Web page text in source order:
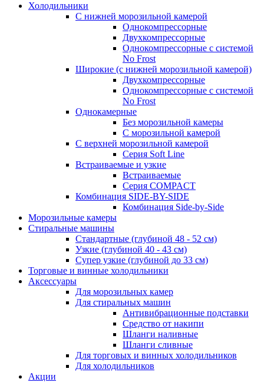
Холодильники
С нижней морозильной камерой
Однокомпрессорные
Двухкомпрессорные
Однокомпрессорные с системой
No Frost
Широкие (с нижней морозильной камерой)
Двухкомпрессорные
Однокомпрессорные с системой
No Frost
Однокамерные
Без морозильной камеры
С морозильной камерой
С верхней морозильной камерой
Серия Soft Line
Встраиваемые и узкие
Встраиваемые
Серия СOMPACT
Комбинация SIDE-BY-SIDE
Комбинация Side-by-Side
Морозильные камеры
Стиральные машины
Стандартные (глубиной 48 - 52 см)
Узкие (глубиной 40 - 43 см)
Супер узкие (глубиной до 33 см)
Торговые и винные холодильники
Аксессуары
Для морозильных камер
Для стиральных машин
Антивибрационные подставки
Средство от накипи
Шланги наливные
Шланги сливные
Для торговых и винных холодильников
Для холодильников
Акции